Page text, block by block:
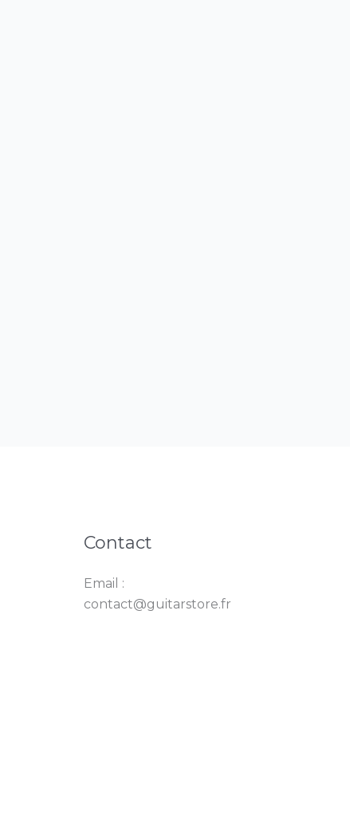
Contact
Email :
contact@guitarstore.fr